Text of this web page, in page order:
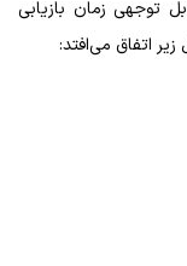
توجهی زمان بازیابی
اتفاق می‌افتد: